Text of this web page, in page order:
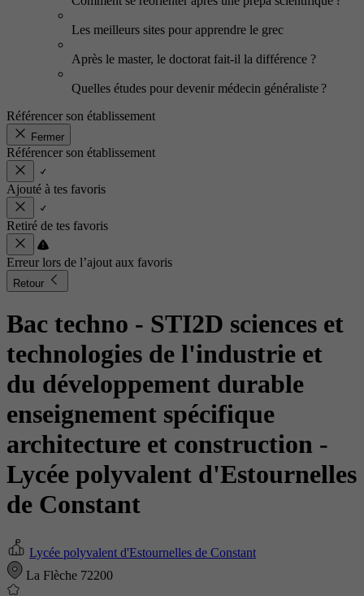
Les meilleurs sites pour apprendre le grec
Après le master, le doctorat fait-il la différence ?
Quelles études pour devenir médecin généraliste ?
Référencer son établissement
Fermer
Référencer son établissement
Ajouté à tes favoris
Retiré de tes favoris
Erreur lors de l’ajout aux favoris
Retour
Bac techno - STI2D sciences et
technologies de l'industrie et
du développement durable
enseignement spécifique
architecture et construction -
Lycée polyvalent d'Estournelles
de Constant
Lycée polyvalent d'Estournelles de Constant
La Flèche 72200